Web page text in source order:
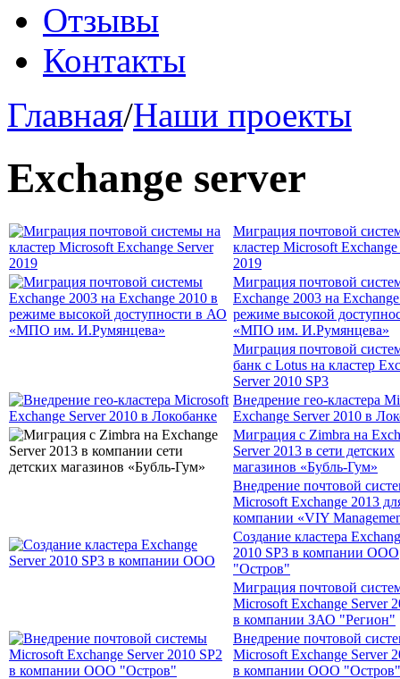
Отзывы
Контакты
Главная/Наши проекты
Exchange server
Миграция почтовой
кластер Microsoft Exchange
2019
Миграция почтовой
Exchange 2003 на
режиме высокой
«МПО им. И.Румянцева»
Миграция почтовой
банк с Lotus на кластер
Server 2010 SP3
Внедрение гео-кластера
Exchange Server 2010 в
Миграция с Zimbra на
Server 2013 в сети детских
магазинов «Бубль-Гум»
Внедрение почтовой
Microsoft Exchange 2013
компании «VIY
Создание кластера
2010 SP3 в компании ООО
"Остров"
Миграция почтовой
Microsoft Exchange Server
в компании ЗАО "Регион"
Внедрение почтовой
Microsoft Exchange Server
в компании ООО "Остров"